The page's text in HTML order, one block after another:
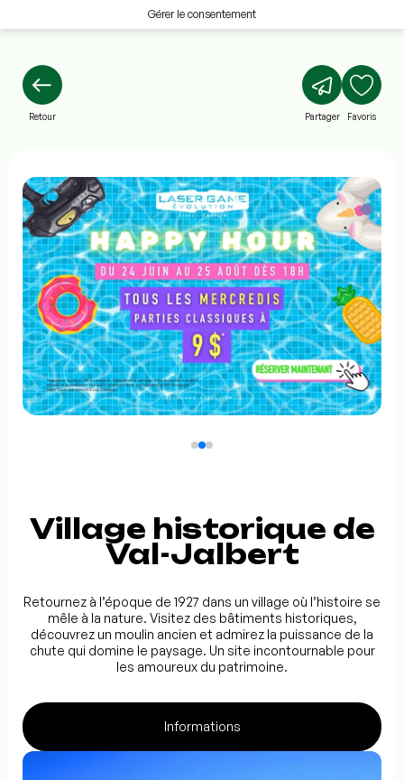
Gérer le consentement
Retour Partager Favoris
Village historique de
Val-Jalbert
Retournez à l’époque de 1927 dans un village où l’histoire se
mêle à la nature. Visitez des bâtiments historiques,
découvrez un moulin ancien et admirez la puissance de la
chute qui domine le paysage. Un site incontournable pour
les amoureux du patrimoine.
Informations